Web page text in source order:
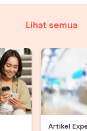
Lihat semua
Artikel